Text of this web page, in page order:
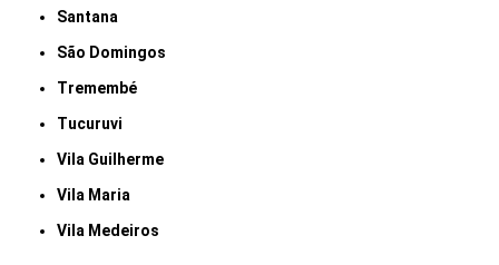
Santana
São Domingos
Tremembé
Tucuruvi
Vila Guilherme
Vila Maria
Vila Medeiros